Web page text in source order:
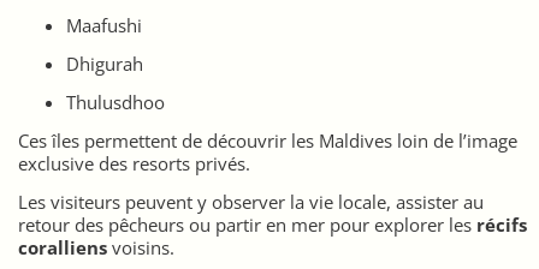
Maafushi
Dhigurah
Thulusdhoo
Ces îles permettent de découvrir les Maldives loin de l’image
exclusive des resorts privés.
Les visiteurs peuvent y observer la vie locale, assister au
retour des pêcheurs ou partir en mer pour explorer les récifs
coralliens voisins.